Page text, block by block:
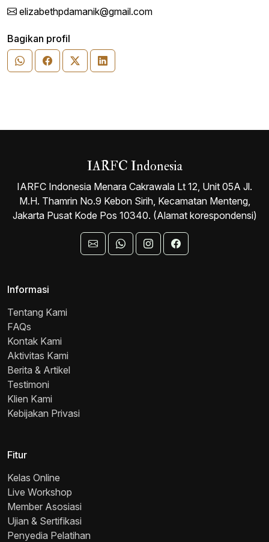
elizabethpdamanik@gmail.com
Bagikan profil
IARFC Indonesia
IARFC Indonesia Menara Cakrawala Lt 12, Unit 05A Jl.
M.H. Thamrin No.9 Kebon Sirih, Kecamatan Menteng,
Jakarta Pusat Kode Pos 10340. (Alamat korespondensi)
Informasi
Tentang Kami
FAQs
Kontak Kami
Aktivitas Kami
Berita & Artikel
Testimoni
Klien Kami
Kebijakan Privasi
Fitur
Kelas Online
Live Workshop
Member Asosiasi
Ujian & Sertifikasi
Penyedia Pelatihan